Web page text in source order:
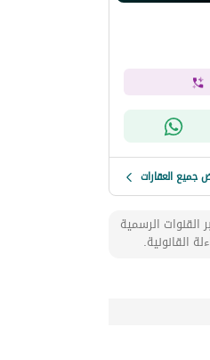
جميع العقارات
القنوات الرسمية
القانونية.